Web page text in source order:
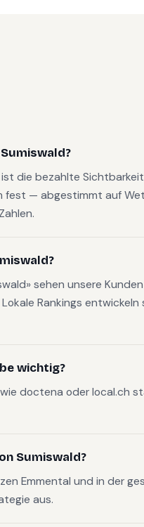
die bezahlte
fest — abgestimmt auf
sehen unsere
Rankings
wichtig?
doctena oder local.ch
Sumiswald?
Emmental und in der
aus.